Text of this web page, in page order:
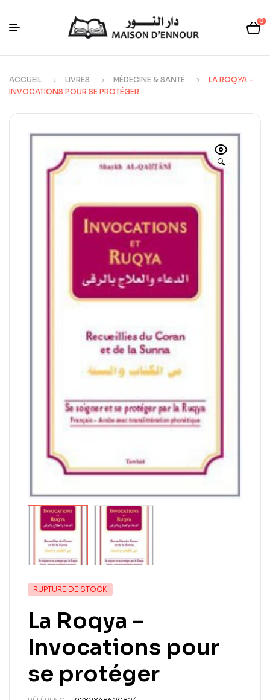
0
ACCUEIL LIVRES MÉDECINE & SANTÉ
LA ROQYA –
INVOCATIONS POUR SE PROTÉGER
🔍
RUPTURE DE STOCK
La Roqya –
Invocations pour
se protéger